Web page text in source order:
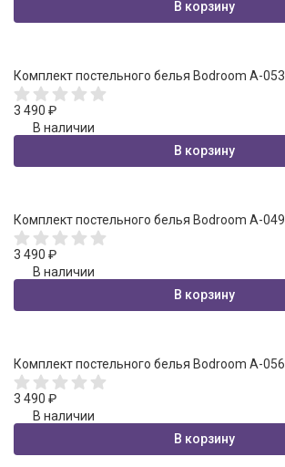
В корзину
Комплект постельного белья Bodroom A-053
3 490 ₽
В наличии
В корзину
Комплект постельного белья Bodroom A-049
3 490 ₽
В наличии
В корзину
Комплект постельного белья Bodroom A-056
3 490 ₽
В наличии
В корзину